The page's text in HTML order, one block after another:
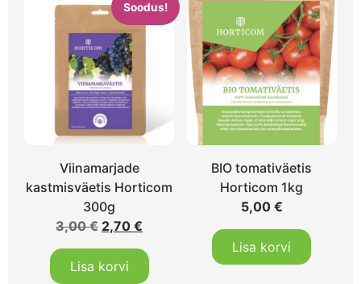
Soodus!
Viinamarjade
kastmisväetis Horticom
300g
3,00€ 2,70€
Lisa korvi
BIO tomativäetis
Horticom 1kg
5,00 €
Lisa korvi